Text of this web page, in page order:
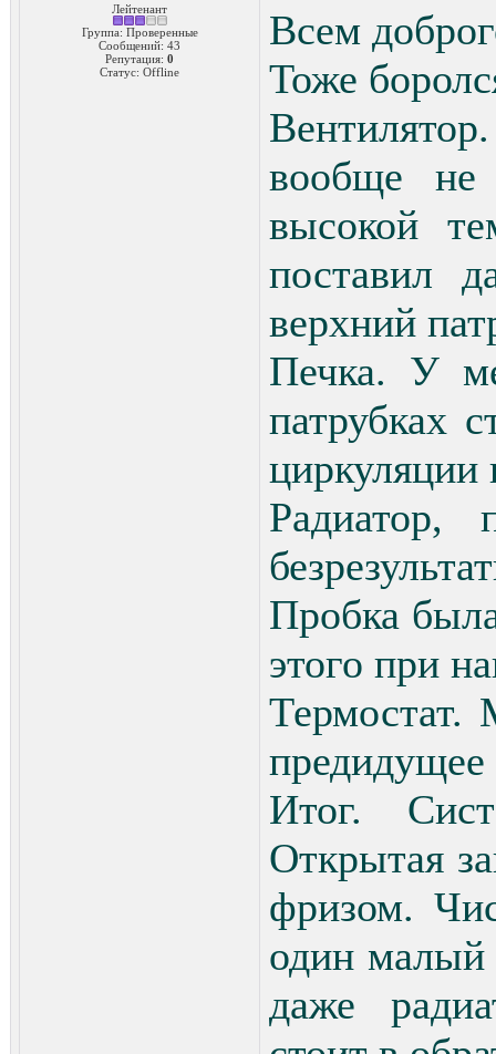
Лейтенант
Группа: Проверенные
Сообщений: 43
Репутация: 0
Статус: Offline
Всем
Тоже
вообще не
высокой
поставил
верхний
Печка. У
патрубках
циркуляции
Радиатор,
Пробка
этого при
Термостат.
предидущее
Итог.
Открытая
фризом.
один малый
даже